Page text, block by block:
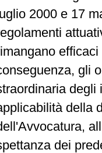
2000 e 17
gli
degli
della
dei